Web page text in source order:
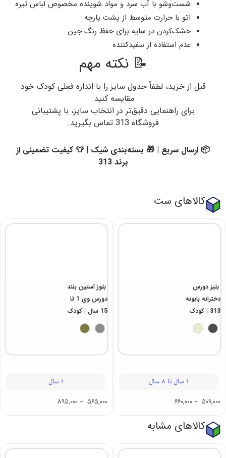
شست‌وشو با آب سرد و مواد شوینده مخصوص لباس تیره
اتو با حرارت متوسط از پشت پارچه
خشک‌کردن در سایه برای حفظ رنگ جین
عدم استفاده از سفیدکننده
📝 نکته مهم
قبل از خرید، لطفاً جدول سایز را با اندازه فعلی کودک خود
مقایسه کنید.
برای راهنمایی دقیق‌تر در انتخاب سایز، با پشتیبانی
فروشگاه 313 تماس بگیرید.
📦 ارسال سریع | 🎁 بسته‌بندی شیک | 👕 کیفیت تضمینی از
برند 313
کالاهای ست
بلیز دورس
دخترانه بابونه
313 | کودک
1 سال تا 8 سال
509,000
–
660,000
بلوز آستین بلند
دورس وی 1 تا
15 سال | کودک
1 سال
565,000
–
895,000
کالاهای مشابه